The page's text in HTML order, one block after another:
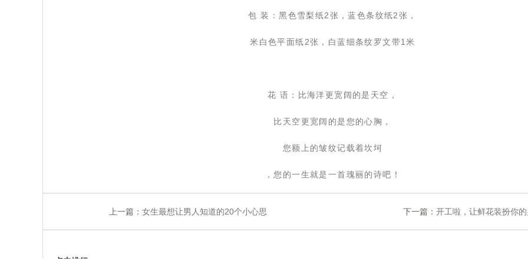
包装：黑色雪梨纸2张，蓝色条纹纸2张，
米白色平面纸2张，白蓝细条纹罗文带1米
花 语： 比海洋更宽阔的是天空，
比天空更宽阔的是您的心胸，
您额上的皱纹记载着坎坷
，您的一生就是一首瑰丽的诗吧！
上一篇： 女生最想让男人知道的20个小心思 下一篇：开工啦，让鲜花装扮你
点击排行